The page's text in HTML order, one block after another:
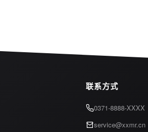
联系方式
0371-8888-XXXX
service@xxmr.cn